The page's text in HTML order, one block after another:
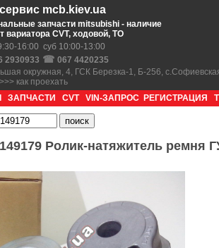
mcb.kiev.ua
запчасти mitsubishi - наличие
вариатора CVT, ходовой, ТО
16:00 суб 10:00-13:00
2930933 ☎ 067 4420235
окружная, 4, ГСК Березка-1, Б-256,
как проехать
ЗАПЧАСТИ CVT VIN-ЗАПРОС РЕГИСТРАЦИЯ
Ролик-натяжитель ремня